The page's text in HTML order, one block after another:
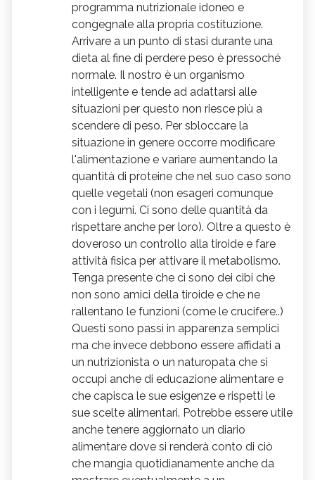
programma nutrizionale idoneo e
congegnale alla propria costituzione.
Arrivare a un punto di stasi durante una
dieta al fine di perdere peso è pressoché
normale. Il nostro è un organismo
intelligente e tende ad adattarsi alle
situazioni per questo non riesce più a
scendere di peso. Per sbloccare la
situazione in genere occorre modificare
l'alimentazione e variare aumentando la
quantità di proteine che nel suo caso sono
quelle vegetali (non esageri comunque
con i legumi. Ci sono delle quantità da
rispettare anche per loro). Oltre a questo è
doveroso un controllo alla tiroide e fare
attività fisica per attivare il metabolismo.
Tenga presente che ci sono dei cibi che
non sono amici della tiroide e che ne
rallentano le funzioni (come le crucifere..)
Questi sono passi in apparenza semplici
ma che invece debbono essere affidati a
un nutrizionista o un naturopata che si
occupi anche di educazione alimentare e
che capisca le sue esigenze e rispetti le
sue scelte alimentari. Potrebbe essere utile
anche tenere aggiornato un diario
alimentare dove si renderà conto di ciò
che mangia quotidianamente anche da